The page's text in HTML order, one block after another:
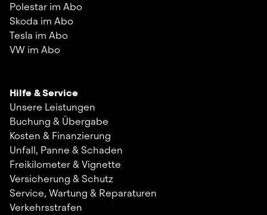
Polestar im Abo
Skoda im Abo
Tesla im Abo
VW im Abo
Hilfe & Service
Unsere Leistungen
Buchung & Übergabe
Kosten & Finanzierung
Unfall, Panne & Schaden
Freikilometer & Vignette
Versicherung & Schutz
Service, Wartung & Reparaturen
Verkehrsstrafen